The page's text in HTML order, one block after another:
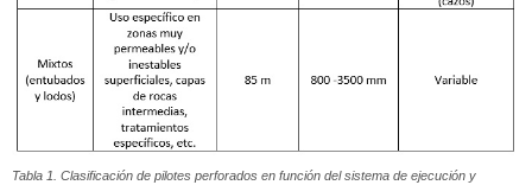
Tabla 1. Clasificación de pilotes perforados en función del sistema de ejecución y